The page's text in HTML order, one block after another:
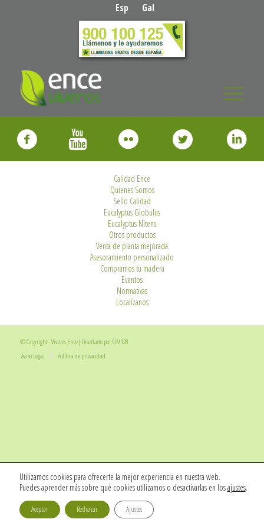
Esp Gal
Calidad Ence
Quienes Somos
Sello Calidad
Eucalyptus Globulus
Eucalyptus Nitens
Otros productos
Venta de planta mejorada
Asesoramiento personalizado
Compramos tu madera
Eventos
Normativas
Localízanos
© Copyright -Viveros Ence| Diseñado porSIM128
Aviso Legal
Política de privacidad
Utilizamos cookies para ofrecerte la mejor experiencia en nuestra web.
Puedes aprender más sobre qué cookies utilizamos o desactivarlas en losajustes.
Aceptar Rechazar Ajustes